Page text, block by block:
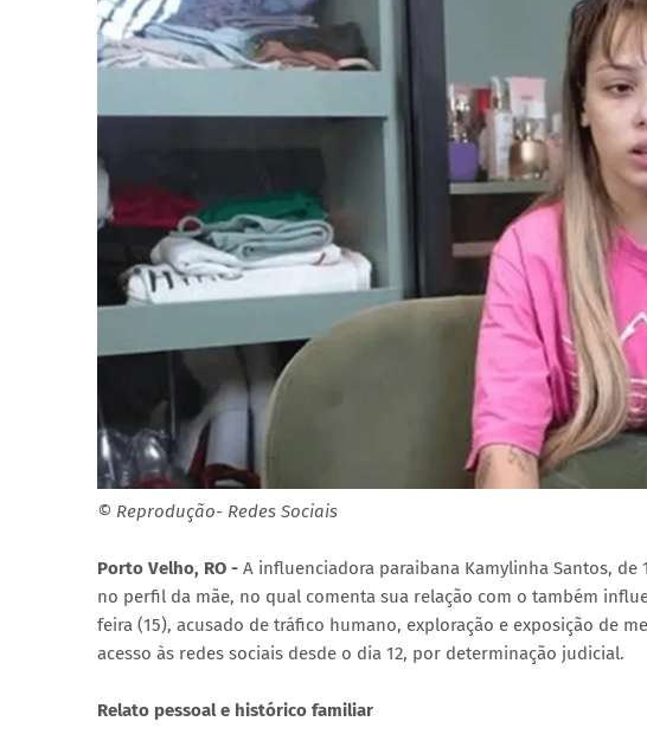
© Reprodução- Redes Sociais
Porto Velho, RO - A influenciadora paraibana Kamylinha Santos,
no perfil da mãe, no qual comenta sua relação com o também
feira (15), acusado de tráfico humano, exploração e exposição de
acesso às redes sociais desde o dia 12, por determinação judicial.
Relato pessoal e histórico familiar